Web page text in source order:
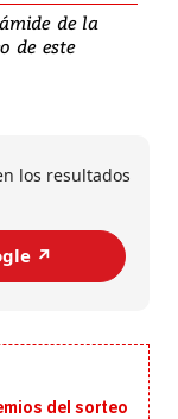
de la
de este
los resultados
↗️
del sorteo